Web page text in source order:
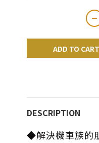
ADD TO CART
DESCRIPTION
◆解決機車族的